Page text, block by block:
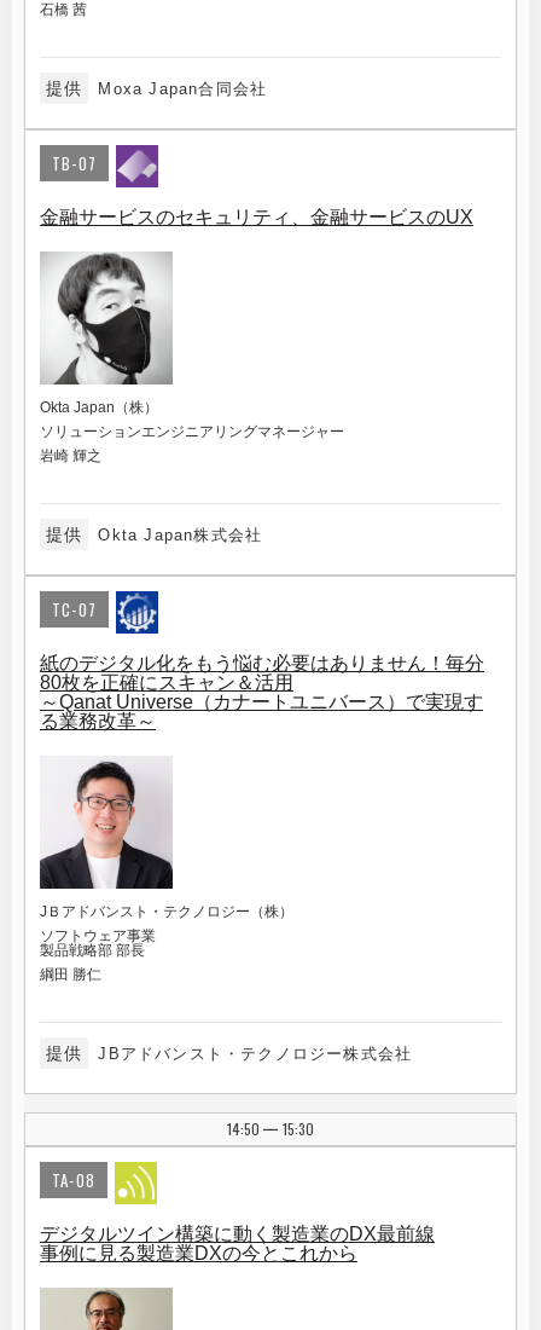
石橋 茜
提供 Moxa Japan合同会社
TB-07
金融サービスのセキュリティ、金融サービスのUX
Okta Japan（株）
ソリューションエンジニアリングマネージャー
岩崎 輝之
提供 Okta Japan株式会社
TC-07
紙のデジタル化をもう悩む必要はありません！毎分
80枚を正確にスキャン＆活用
～Qanat Universe（カナートユニバース）で実現す
る業務改革～
JＢアドバンスト・テクノロジー（株）
ソフトウェア事業
製品戦略部 部長
綱田 勝仁
提供 JBアドバンスト・テクノロジー株式会社
14:50 | 15:30
TA-08
デジタルツイン構築に動く製造業のDX最前線
事例に見る製造業DXの今とこれから